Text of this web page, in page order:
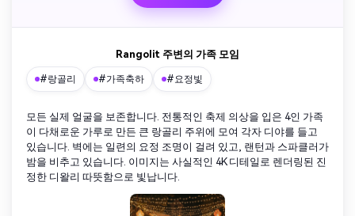
Rangolit 주변의 가족 모임
#랑골리 #가족축하 #요정빛
모든 실제 얼굴을 보존합니다. 전통적인 축제 의상을 입은 4인 가족
이 다채로운 가루로 만든 큰 랑골리 주위에 모여 각자 디야를 들고
있습니다. 벽에는 일련의 요정 조명이 걸려 있고, 랜턴과 스파클러가
밤을 비추고 있습니다. 이미지는 사실적인 4K 디테일로 렌더링된 진
정한 디왈리 따뜻함으로 빛납니다.